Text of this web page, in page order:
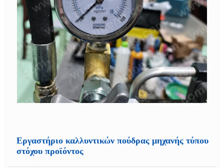
Εργαστήριο καλλυντικών πούδρας μηχανής τύπου
στόχου προϊόντος